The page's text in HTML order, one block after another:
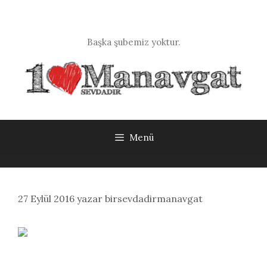
Başka şubemiz yoktur.
Menü
27 Eylül 2016 yazar birsevdadirmanavgat